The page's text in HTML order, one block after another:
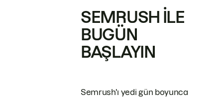
SEMRUSH ILE
BUGÜN
BAŞLAYIN
Semrush'ı yedi gün boyunca